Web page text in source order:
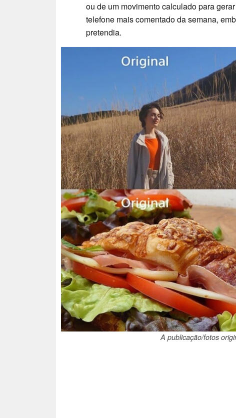
ou de um movimento calculado para
telefone mais comentado da semana,
pretendia.
A publicação/fotos